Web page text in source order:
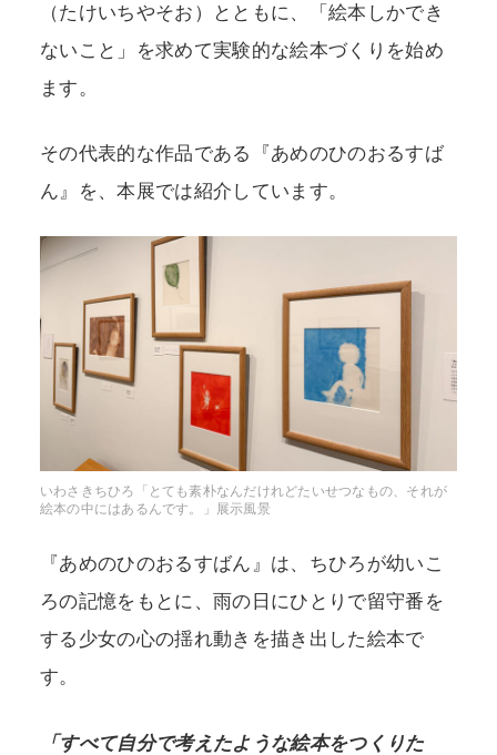
（たけいちやそお）とともに、「絵本しかでき
ないこと」を求めて実験的な絵本づくりを始め
ます。
その代表的な作品である『あめのひのおるすば
ん』を、本展では紹介しています。
いわさきちひろ「とても素朴なんだけれどたいせつなもの、それが
絵本の中にはあるんです。」展示風景
『あめのひのおるすばん』は、ちひろが幼いこ
ろの記憶をもとに、雨の日にひとりで留守番を
する少女の心の揺れ動きを描き出した絵本で
す。
「すべて自分で考えたような絵本をつくりた